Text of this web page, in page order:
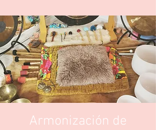
Armonización de